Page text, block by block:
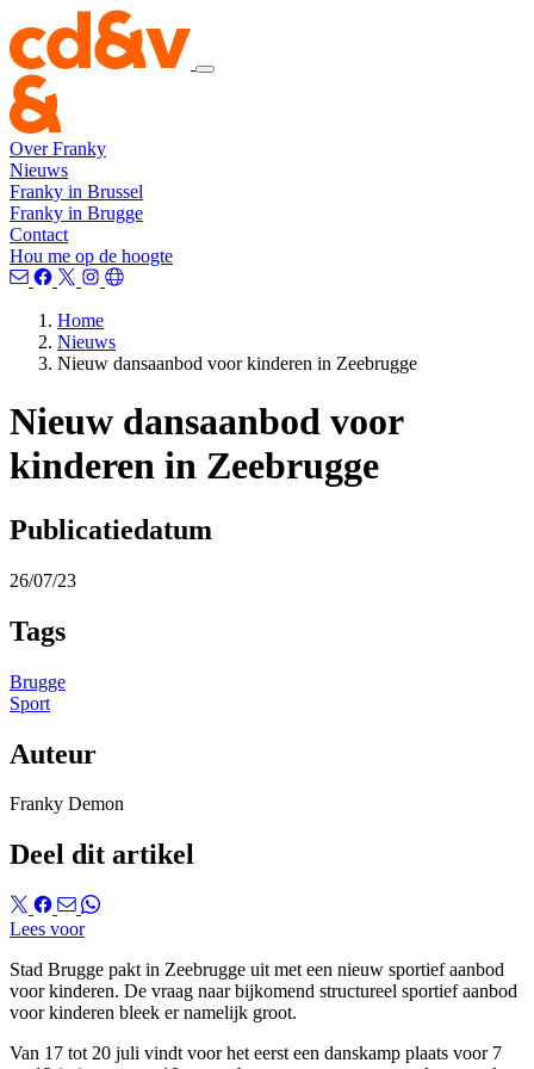
Over Franky
Nieuws
Franky in Brussel
Franky in Brugge
Contact
Hou me op de hoogte
Home
Nieuws
Nieuw dansaanbod voor kinderen in Zeebrugge
Nieuw dansaanbod voor
kinderen in Zeebrugge
Publicatiedatum
26/07/23
Tags
Brugge
Sport
Auteur
Franky Demon
Deel dit artikel
Lees voor
Stad Brugge pakt in Zeebrugge uit met een nieuw sportief aanbod
voor kinderen. De vraag naar bijkomend structureel sportief aanbod
voor kinderen bleek er namelijk groot.
Van 17 tot 20 juli vindt voor het eerst een danskamp plaats voor 7